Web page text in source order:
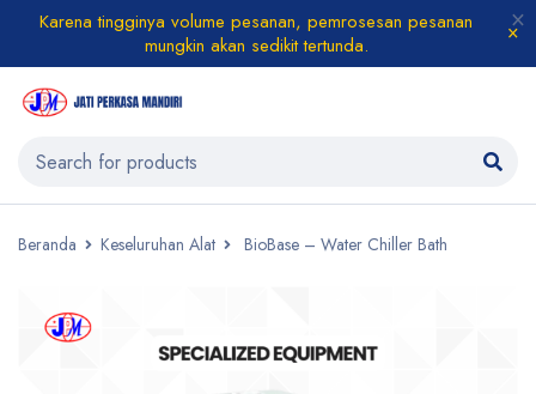
Karena tingginya volume pesanan, pemrosesan pesanan
mungkin akan sedikit tertunda.
Beranda Keseluruhan Alat BioBase – Water Chiller Bath